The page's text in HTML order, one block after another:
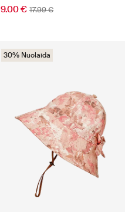
9.00 € 17.99 €
30% Nuolaida